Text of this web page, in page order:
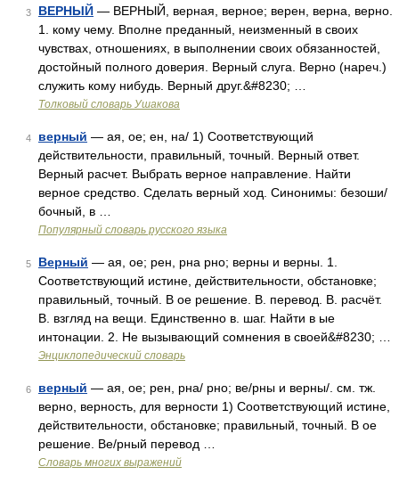
3 ВЕРНЫЙ — ВЕРНЫЙ, верная, верное; верен, верна, верно.
1. кому чему. Вполне преданный, неизменный в своих
чувствах, отношениях, в выполнении своих обязанностей,
достойный полного доверия. Верный слуга. Верно (нареч.)
служить кому нибудь. Верный друг.&#8230; …
Толковый словарь Ушакова
4 верный — ая, ое; ен, на/ 1) Соответствующий
действительности, правильный, точный. Верный ответ.
Верный расчет. Выбрать верное направление. Найти
верное средство. Сделать верный ход. Синонимы: безоши/
бочный, в …
Популярный словарь русского языка
5 Верный — ая, ое; рен, рна рно; верны и верны. 1.
Соответствующий истине, действительности, обстановке;
правильный, точный. В ое решение. В. перевод. В. расчёт.
В. взгляд на вещи. Единственно в. шаг. Найти в ые
интонации. 2. Не вызывающий сомнения в своей&#8230; …
Энциклопедический словарь
6 верный — ая, ое; рен, рна/ рно; ве/рны и верны/. см. тж.
верно, верность, для верности 1) Соответствующий истине,
действительности, обстановке; правильный, точный. В ое
решение. Ве/рный перевод …
Словарь многих выражений